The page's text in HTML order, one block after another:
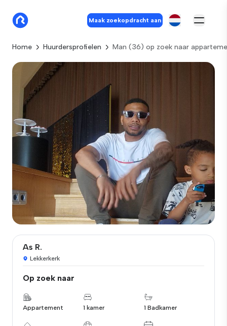
Maak zoekopdracht aan
Home Huurdersprofielen Man (36) op zoek naar
As R.
Lekkerkerk
Op zoek naar
Appartement 1 kamer 1 Badkamer